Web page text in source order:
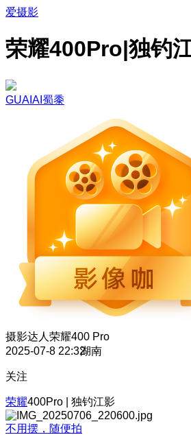
爱摄影
荣耀400Pro|独钓
GUAIAI蜀黍
摄影达人 荣耀400 Pro
2025-07-8 22:32湖南
关注
荣耀400Pro | 独钓江影
不用摆，随便拍